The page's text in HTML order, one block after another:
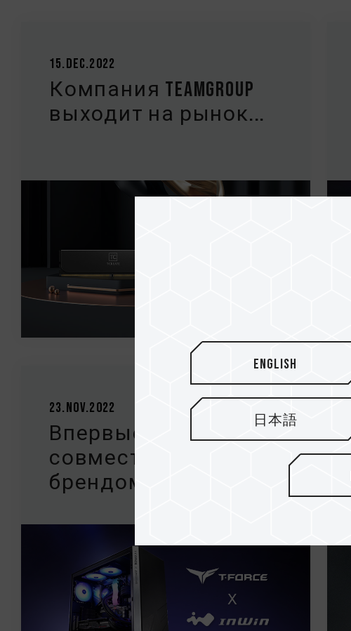
15.Dec.2022
Компания TEAMGROUP
выходит на рынок...
23.Nov.2022
Впервые под
совместным
брендом T-FORCE...
English
日本語